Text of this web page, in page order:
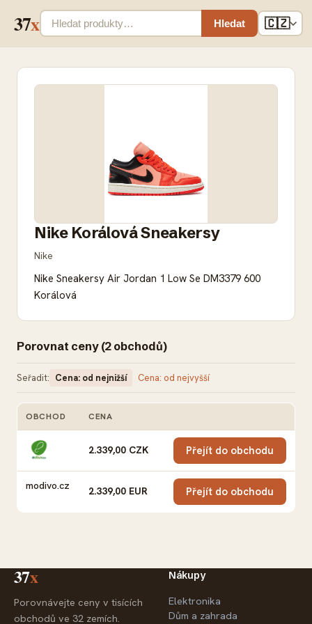
37x Hledat 🇨🇿
Nike Korálová Sneakersy
Nike
Nike Sneakersy Air Jordan 1 Low Se DM3379 600
Korálová
Porovnat ceny (2 obchodů)
Seřadit: Cena: od nejnižší Cena: od nejvyšší
OBCHOD CENA
2.339,00 CZK Přejít do obchodu
modivo.cz 2.339,00 EUR Přejít do obchodu
37x
Porovnávejte ceny v tisících
obchodů ve 32 zemích.
Nákupy
Elektronika
Dům a zahrada